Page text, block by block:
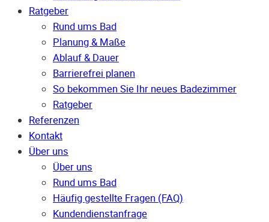
Ratgeber
Rund ums Bad
Planung & Maße
Ablauf & Dauer
Barrierefrei planen
So bekommen Sie Ihr neues Badezimmer
Ratgeber
Referenzen
Kontakt
Über uns
Über uns
Rund ums Bad
Häufig gestellte Fragen (FAQ)
Kunden­dienst­anfrage